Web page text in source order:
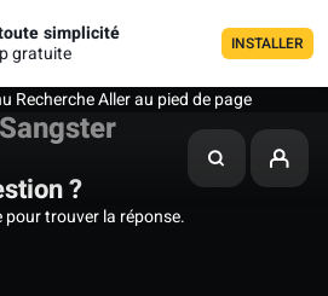
simplicité
gratuite
INSTALLER
RechercheAller au pied de page
?
pour trouver la réponse.